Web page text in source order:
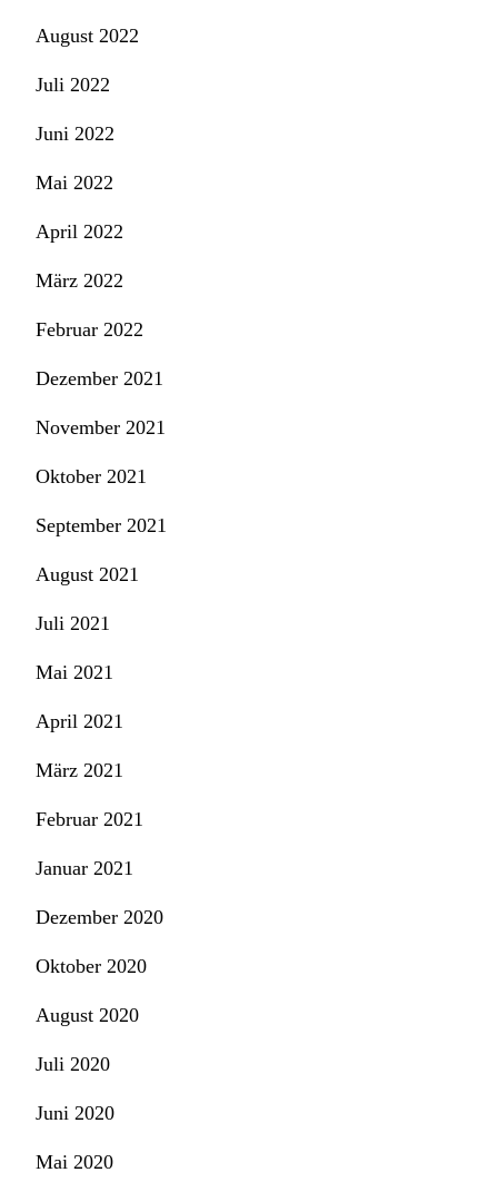
August 2022
Juli 2022
Juni 2022
Mai 2022
April 2022
März 2022
Februar 2022
Dezember 2021
November 2021
Oktober 2021
September 2021
August 2021
Juli 2021
Mai 2021
April 2021
März 2021
Februar 2021
Januar 2021
Dezember 2020
Oktober 2020
August 2020
Juli 2020
Juni 2020
Mai 2020